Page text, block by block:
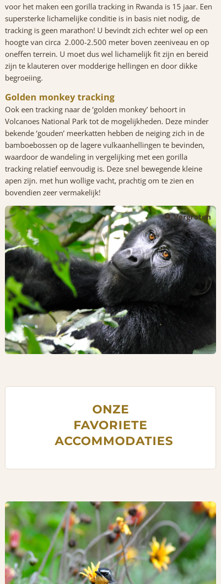
voor het maken een gorilla tracking in Rwanda is 15 jaar. Een
supersterke lichamelijke conditie is in basis niet nodig, de
tracking is geen marathon! U bevindt zich echter wel op een
hoogte van circa 2.000-2.500 meter boven zeeniveau en op
oneffen terrein. U moet dus wel lichamelijk fit zijn en bereid
zijn te klauteren over modderige hellingen en door dikke
begroeiing.
Golden monkey tracking
Ook een tracking naar de ‘golden monkey’ behoort in
Volcanoes National Park tot de mogelijkheden. Deze minder
bekende ‘gouden’ meerkatten hebben de neiging zich in de
bamboebossen op de lagere vulkaanhellingen te bevinden,
waardoor de wandeling in vergelijking met een gorilla
tracking relatief eenvoudig is. Deze snel bewegende kleine
apen zijn. met hun wollige vacht, prachtig om te zien en
bovendien zeer vermakelijk!
Vergroten
ONZE
FAVORIETE
ACCOMMODATIES